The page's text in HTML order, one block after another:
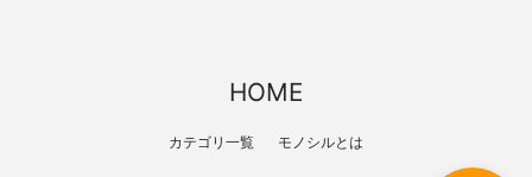
HOME
カテゴリ一覧 モノシルとは